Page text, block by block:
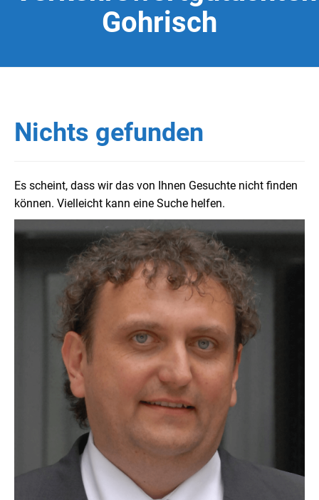
Gohrisch
Nichts gefunden
Es scheint, dass wir das von Ihnen Gesuchte nicht finden
können. Vielleicht kann eine Suche helfen.